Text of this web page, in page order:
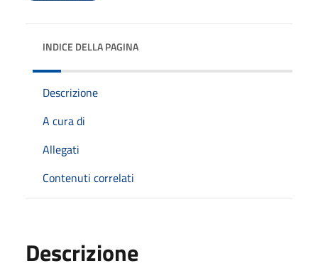
INDICE DELLA PAGINA
Descrizione
A cura di
Allegati
Contenuti correlati
Descrizione